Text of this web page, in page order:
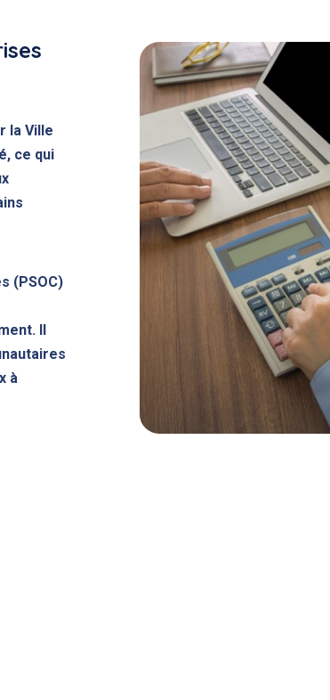
la Ville
ce qui
(PSOC)
Il
à